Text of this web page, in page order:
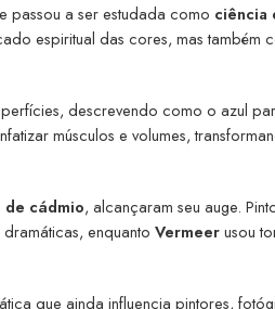
passou a ser estudada como ciência
espiritual das cores, mas também
descrevendo como o azul
músculos e volumes,
de cádmio, alcançaram seu auge.
enquanto Vermeerusou
que ainda influencia pintores,